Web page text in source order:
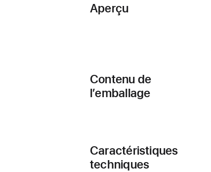
Aperçu
Contenu de
l’emballage
Caractéristiques
techniques